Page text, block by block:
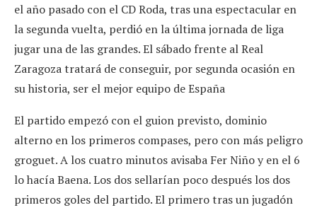
el año pasado con el CD Roda, tras una espectacular en
la segunda vuelta, perdió en la última jornada de liga
jugar una de las grandes. El sábado frente al Real
Zaragoza tratará de conseguir, por segunda ocasión en
su historia, ser el mejor equipo de España
El partido empezó con el guion previsto, dominio
alterno en los primeros compases, pero con más peligro
groguet. A los cuatro minutos avisaba Fer Niño y en el 6
lo hacía Baena. Los dos sellarían poco después los dos
primeros goles del partido. El primero tras un jugadón